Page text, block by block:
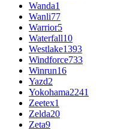
Wanda1
Wanli77
Warrior5
Waterfall10
Westlake1393
Windforce733
Winrun16
Yazd2
Yokohama2241
Zeetex1
Zelda20
Zeta9